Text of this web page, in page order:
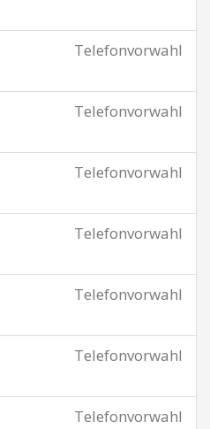
Telefonvorwahl
Telefonvorwahl
Telefonvorwahl
Telefonvorwahl
Telefonvorwahl
Telefonvorwahl
Telefonvorwahl